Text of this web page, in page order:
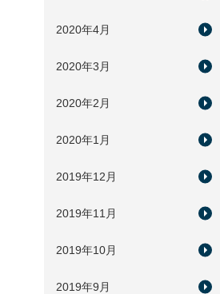
2020年4月
2020年3月
2020年2月
2020年1月
2019年12月
2019年11月
2019年10月
2019年9月